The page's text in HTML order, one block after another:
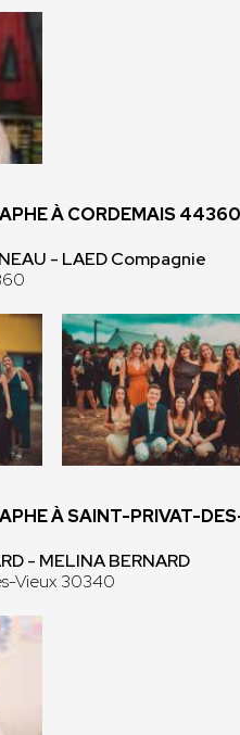
À CORDEMAIS 44360
- LAED Compagnie
À SAINT-PRIVAT-
- MELINA BERNARD
Vieux 30340